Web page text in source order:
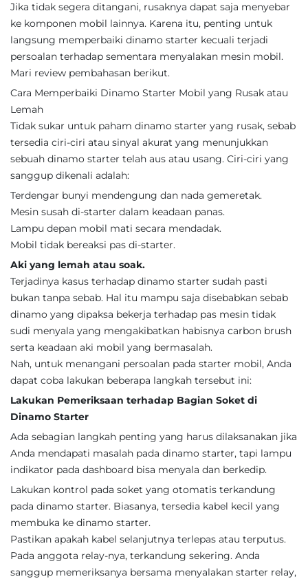
Jika tidak segera ditangani, rusaknya dapat saja menyebar
ke komponen mobil lainnya. Karena itu, penting untuk
langsung memperbaiki dinamo starter kecuali terjadi
persoalan terhadap sementara menyalakan mesin mobil.
Mari review pembahasan berikut.
Cara Memperbaiki Dinamo Starter Mobil yang Rusak atau
Lemah
Tidak sukar untuk paham dinamo starter yang rusak, sebab
tersedia ciri-ciri atau sinyal akurat yang menunjukkan
sebuah dinamo starter telah aus atau usang. Ciri-ciri yang
sanggup dikenali adalah:
Terdengar bunyi mendengung dan nada gemeretak.
Mesin susah di-starter dalam keadaan panas.
Lampu depan mobil mati secara mendadak.
Mobil tidak bereaksi pas di-starter.
Aki yang lemah atau soak.
Terjadinya kasus terhadap dinamo starter sudah pasti
bukan tanpa sebab. Hal itu mampu saja disebabkan sebab
dinamo yang dipaksa bekerja terhadap pas mesin tidak
sudi menyala yang mengakibatkan habisnya carbon brush
serta keadaan aki mobil yang bermasalah.
Nah, untuk menangani persoalan pada starter mobil, Anda
dapat coba lakukan beberapa langkah tersebut ini:
Lakukan Pemeriksaan terhadap Bagian Soket di
Dinamo Starter
Ada sebagian langkah penting yang harus dilaksanakan jika
Anda mendapati masalah pada dinamo starter, tapi lampu
indikator pada dashboard bisa menyala dan berkedip.
Lakukan kontrol pada soket yang otomatis terkandung
pada dinamo starter. Biasanya, tersedia kabel kecil yang
membuka ke dinamo starter.
Pastikan apakah kabel selanjutnya terlepas atau terputus.
Pada anggota relay-nya, terkandung sekering. Anda
sanggup memeriksanya bersama menyalakan starter relay,